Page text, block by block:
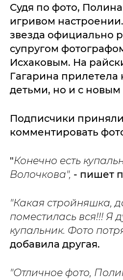
Судя по фото,
игривом
звезда официально
супругом
Исхаковым. На
Гагарина прилетела
детьми, но и с
Подписчики
комментировать
"Конечно есть
Волочкова", - пишет
"Какая стройняшка,
поместилась вся!!! Я
купальник. Фото
добавила другая.
"Отличное фото,